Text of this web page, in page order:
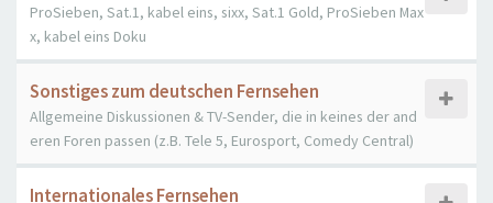
ProSieben, Sat.1, kabel eins, sixx, Sat.1 Gold, ProSieben Max
x, kabel eins Doku
Sonstiges zum deutschen Fernsehen
Allgemeine Diskussionen & TV-Sender, die in keines der and
eren Foren passen (z.B. Tele 5, Eurosport, Comedy Central)
Internationales Fernsehen